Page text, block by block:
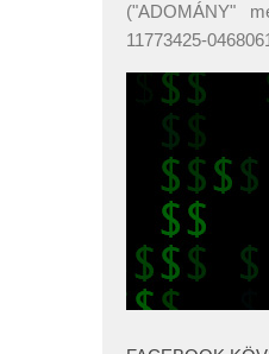
("ADOMÁNY"
11773425-